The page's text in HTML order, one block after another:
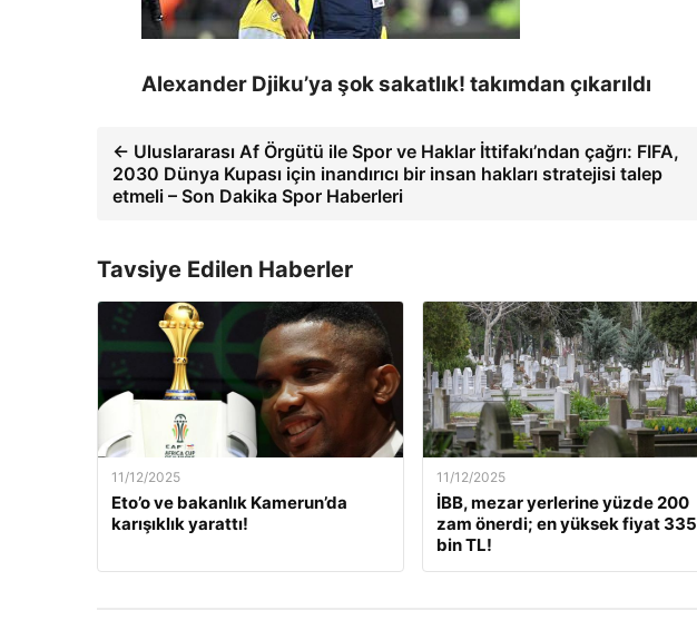
Alexander Djiku’ya şok sakatlık! takımdan çıkarıldı
← Uluslararası Af Örgütü ile Spor ve Haklar İttifakı’ndan çağrı: FIFA,
2030 Dünya Kupası için inandırıcı bir insan hakları stratejisi talep
etmeli – Son Dakika Spor Haberleri
Tavsiye Edilen Haberler
11/12/2025
Eto’o ve bakanlık Kamerun’da
karışıklık yarattı!
11/12/2025
İBB, mezar yerlerine yüzde 200
zam önerdi; en yüksek fiyat 335
bin TL!